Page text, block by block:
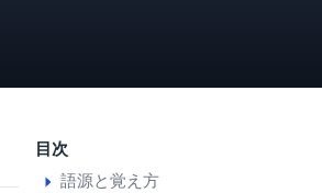
目次
語源と覚え方